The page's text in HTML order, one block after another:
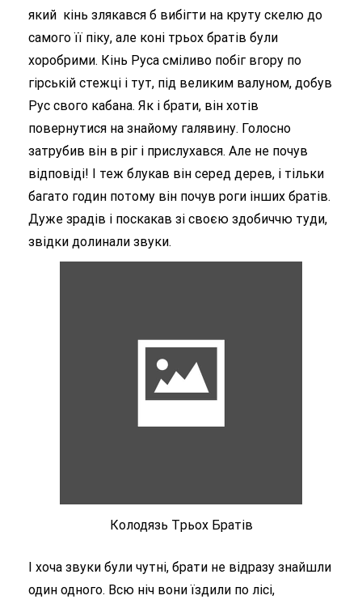
який кінь злякався б вибігти на круту скелю до
самого її піку, але коні трьох братів були
хоробрими. Кінь Руса сміливо побіг вгору по
гірській стежці і тут, під великим валуном, добув
Рус свого кабана. Як і брати, він хотів
повернутися на знайому галявину. Голосно
затрубив він в ріг і прислухався. Але не почув
відповіді! І теж блукав він серед дерев, і тільки
багато годин потому він почув роги інших братів.
Дуже зрадів і поскакав зі своєю здобиччю туди,
звідки долинали звуки.
Колодязь Tрьох Братів
І хоча звуки були чутні, брати не відразу знайшли
один одного. Всю ніч вони їздили по лісі,